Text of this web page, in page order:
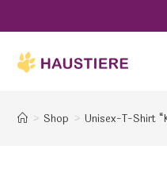
> Shop > Unisex-T-Shirt